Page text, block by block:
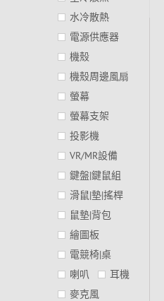
水冷散熱
電源供應器
機殼
機殼周邊風扇
螢幕
螢幕支架
投影機
VR/MR設備
鍵盤|鍵鼠組
滑鼠|墊|搖桿
鼠墊|背包
繪圖板
電競椅|桌
喇叭
耳機
麥克風